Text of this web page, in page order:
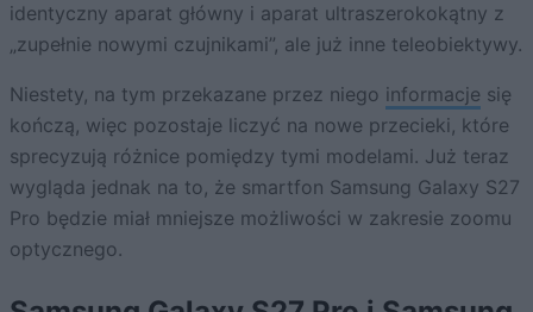
identyczny aparat główny i aparat ultraszerokokątny z
„zupełnie nowymi czujnikami”, ale już inne teleobiektywy.
Niestety, na tym przekazane przez niego informacje się
kończą, więc pozostaje liczyć na nowe przecieki, które
sprecyzują różnice pomiędzy tymi modelami. Już teraz
wygląda jednak na to, że smartfon Samsung Galaxy S27
Pro będzie miał mniejsze możliwości w zakresie zoomu
optycznego.